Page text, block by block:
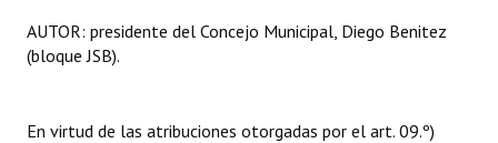
AUTOR: presidente del Concejo Municipal, Diego Benitez
(bloque JSB).
En virtud de las atribuciones otorgadas por el art. 09.º)